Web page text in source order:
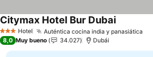
3 Estrellas
Hotel Auténtica cocina india y panasiática
Citymax Hotel Bur DubaiVer precios
8,0 Muy bueno 34.027 Dubái